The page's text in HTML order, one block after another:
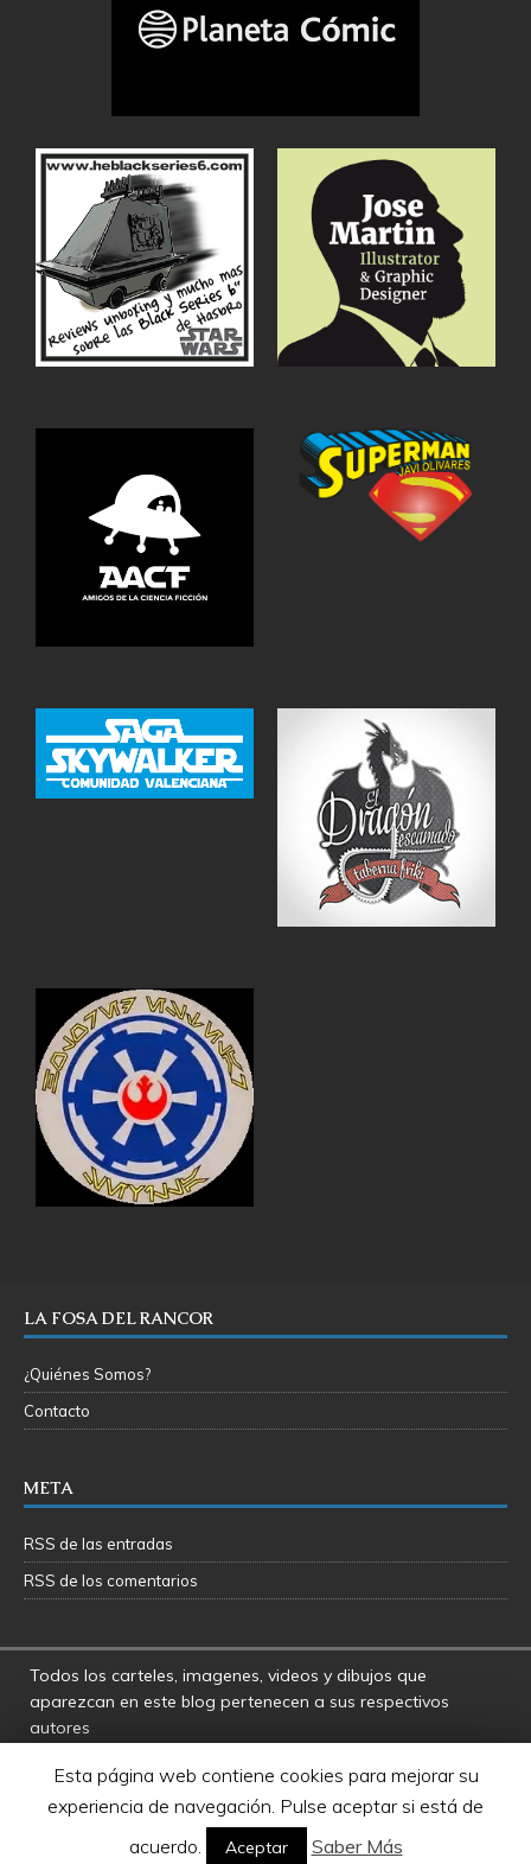
LA FOSA DEL RANCOR
¿Quiénes Somos?
Contacto
META
RSS de las entradas
RSS de los comentarios
Todos los carteles, imagenes, videos y dibujos que
aparezcan en este blog pertenecen a sus respectivos
autores
responsables por las opiniones manifestadas por los
usuarios y colaboradores de este blog
Star Wars es una marca registrada de Disney - Lucasfilms
Esta página web contiene cookies para mejorar su
experiencia de navegación. Pulse aceptar si está de
acuerdo.
Aceptar Saber Más